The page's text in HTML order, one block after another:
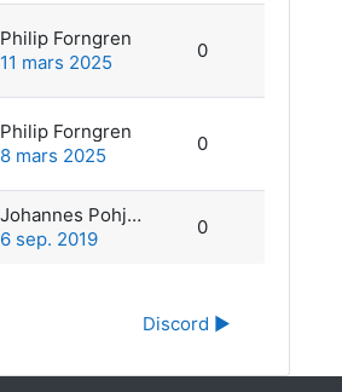
Philip Forngren
11 mars 2025
0
Philip Forngren
8 mars 2025
0
Johannes Pohjolainen
6 sep. 2019
0
Discord ▶︎